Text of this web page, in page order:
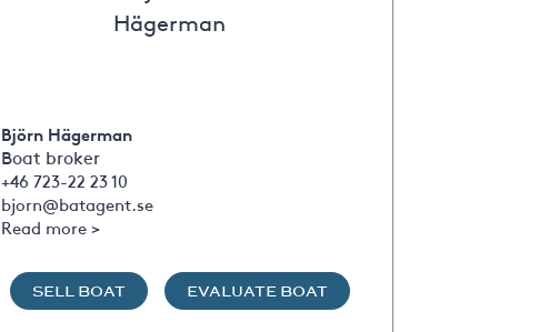
Björn Hägerman
Boat broker
+46 723-22 23 10
bjorn@batagent.se
Read more >
SELL BOAT EVALUATE BOAT